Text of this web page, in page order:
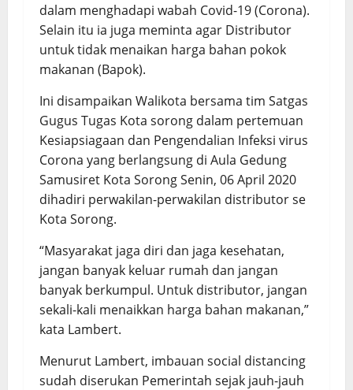
dalam menghadapi wabah Covid-19 (Corona).
Selain itu ia juga meminta agar Distributor
untuk tidak menaikan harga bahan pokok
makanan (Bapok).
Ini disampaikan Walikota bersama tim Satgas
Gugus Tugas Kota sorong dalam pertemuan
Kesiapsiagaan dan Pengendalian Infeksi virus
Corona yang berlangsung di Aula Gedung
Samusiret Kota Sorong Senin, 06 April 2020
dihadiri perwakilan-perwakilan distributor se
Kota Sorong.
“Masyarakat jaga diri dan jaga kesehatan,
jangan banyak keluar rumah dan jangan
banyak berkumpul. Untuk distributor, jangan
sekali-kali menaikkan harga bahan makanan,”
kata Lambert.
Menurut Lambert, imbauan social distancing
sudah diserukan Pemerintah sejak jauh-jauh